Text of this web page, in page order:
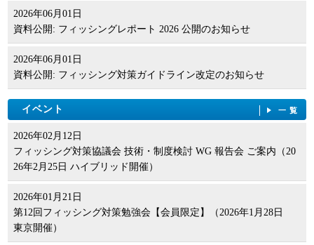
2026年06月01日
資料公開: フィッシングレポート 2026 公開のお知らせ
2026年06月01日
資料公開: フィッシング対策ガイドライン改定のお知らせ
イベント 一覧
2026年02月12日
フィッシング対策協議会 技術・制度検討 WG 報告会 ご案内（20
26年2月25日 ハイブリッド開催）
2026年01月21日
第12回フィッシング対策勉強会【会員限定】（2026年1月28日
東京開催）